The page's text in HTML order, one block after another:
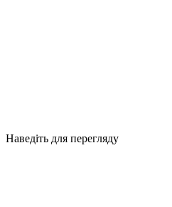
Наведіть для перегляду